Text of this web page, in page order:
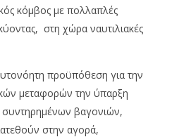
κόμβος με πολλαπλές
στη χώρα ναυτιλιακές
προϋπόθεση για την
μεταφορών την ύπαρξη
βαγονιών,
στην αγορά,